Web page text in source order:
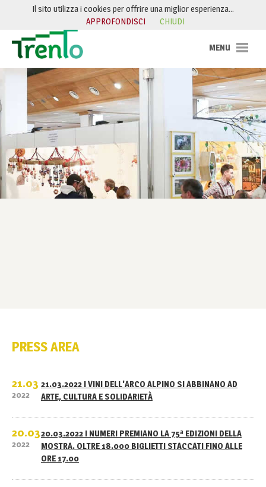
Salta al contenuto
PRESS AREA
21.03
2022
21.03.2022 I VINI DELL'ARCO ALPINO SI ABBINANO AD
ARTE, CULTURA E SOLIDARIETÀ
20.03
2022
20.03.2022 I NUMERI PREMIANO LA 75ª EDIZIONI DELLA
MOSTRA. OLTRE 18.000 BIGLIETTI STACCATI FINO ALLE
ORE 17.00
Il sito utilizza i cookies per offrire una miglior esperienza…
APPROFONDISCI
CHIUDI